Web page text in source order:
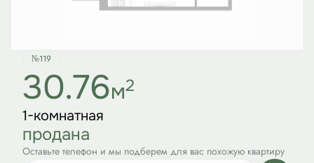
№119
30.76м2
1-комнатная
продана
Оставьте телефон и мы подберем для вас похожую квартиру